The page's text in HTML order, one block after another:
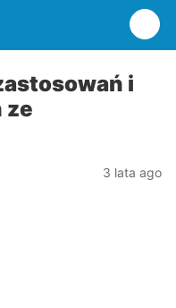
i
ze
3 lata ago